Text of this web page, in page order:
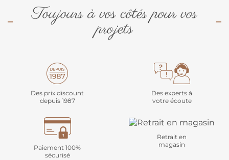
Toujours à vos côtés pour vos
projets
Des prix discount
depuis 1987
Des experts à
votre écoute
Paiement 100%
sécurisé
Retrait en
magasin